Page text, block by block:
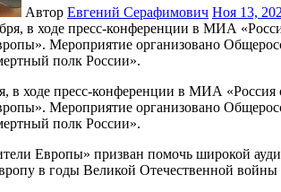
Автор Евгений Серафимович Ноя 13,
Мероприятие организовано
полк России».
Европы» призван помочь широкой
в годы Великой Отечественной войны